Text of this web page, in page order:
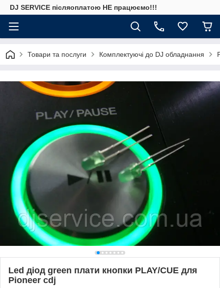
DJ SERVICE пiсляоплатою НЕ працюємо!!!
Товари та послуги Комплектуючі до DJ обладнання
Led діод green плати кнопки PLAY/CUE для
Pioneer cdj